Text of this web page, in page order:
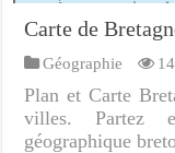
Carte de
Géographie
Plan et Carte
villes. Partez
géographique